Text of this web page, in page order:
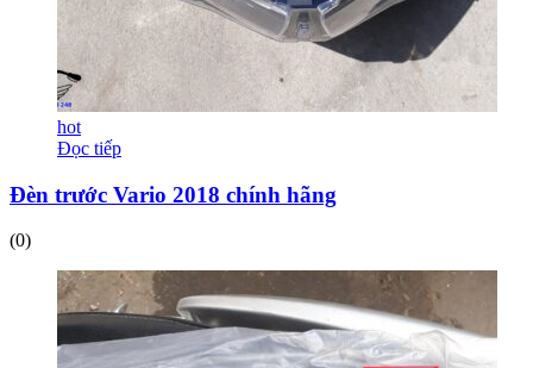
hot
Đọc tiếp
Đèn trước Vario 2018 chính hãng
(0)